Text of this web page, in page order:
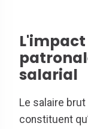
salarial
Le salaire
constituent